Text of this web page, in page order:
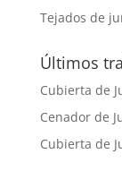
Tejados de
Últimos
Cubierta de
Cenador de
Cubierta de